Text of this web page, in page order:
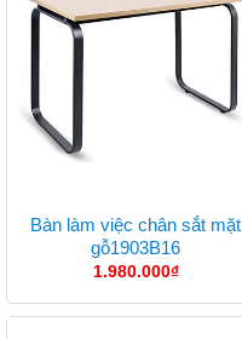
Bàn làm việc chân sắt mặt
gỗ1903B16
1.980.000₫